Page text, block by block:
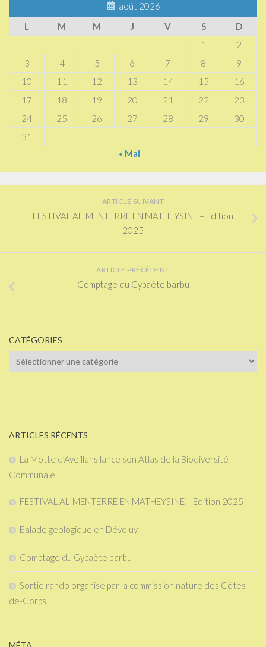
août 2026
L
M M J V S
D
1
2
3
4 5 6 7 8
9
10
11 12 13 14 15
16
17
18 19 20 21 22
23
24
25 26 27 28 29
30
31
« Mai
ARTICLE SUIVANT
FESTIVAL ALIMENTERRE EN MATHEYSINE – Edition
2025
ARTICLE PRÉCÉDENT
Comptage du Gypaète barbu
CATÉGORIES
Catégories
ARTICLES RÉCENTS
La Motte d’Aveillans lance son Atlas de la Biodiversité
Communale
FESTIVAL ALIMENTERRE EN MATHEYSINE – Edition 2025
Balade géologique en Dévoluy
Comptage du Gypaète barbu
Sortie rando organisé par la commission nature des Côtes-
de-Corps
MÉTA